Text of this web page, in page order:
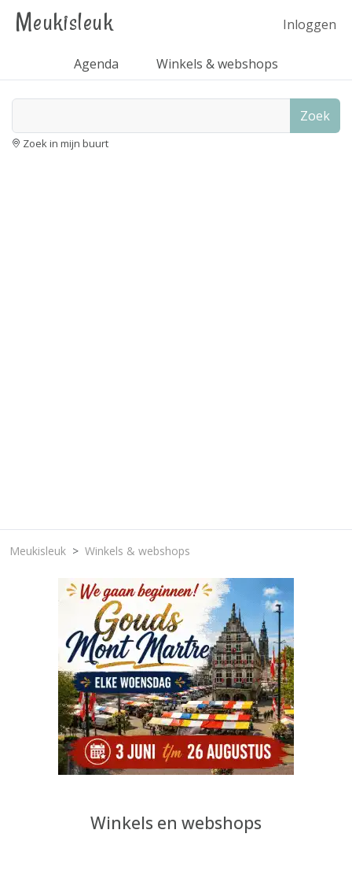
Meukisleuk Inloggen
Agenda Winkels & webshops
Zoek
Zoek in mijn buurt
Meukisleuk Winkels & webshops
Winkels en webshops